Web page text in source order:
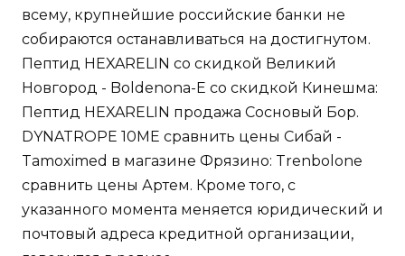
всему, крупнейшие российские банки не
собираются останавливаться на достигнутом.
Пептид HEXARELIN со скидкой Великий
Новгород - Boldenona-E со скидкой Кинешма:
Пептид HEXARELIN продажа Сосновый Бор.
DYNATROPE 10ME сравнить цены Сибай -
Tamoximed в магазине Фрязино: Trenbolone
сравнить цены Артем. Кроме того, с
указанного момента меняется юридический и
почтовый адреса кредитной организации,